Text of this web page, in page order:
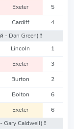
Exeter 5
Cardiff
4
- Dan Green) ❗️
Lincoln 1
Exeter 3
Burton 2
Bolton 6
Exeter
6
Gary Caldwell) ❗️